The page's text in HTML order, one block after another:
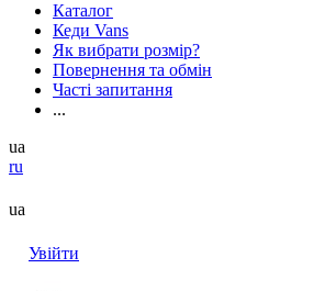
Каталог
Кеди Vans
Як вибрати розмір?
Повернення та обмін
Часті запитання
...
ua
ru
ua
Увійти